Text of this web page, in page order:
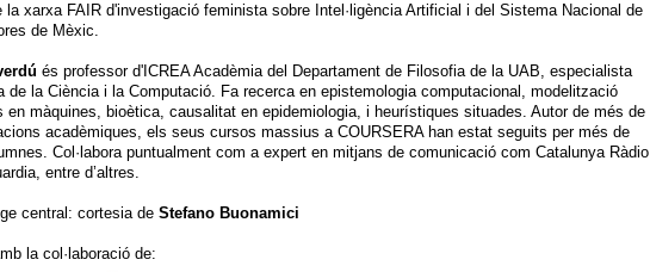
la xarxa FAIR d'investigació feminista sobre Intel·ligència Artificial i del Sistema Nacional de
de Mèxic.
és professor d'ICREA Acadèmia del Departament de Filosofia de la UAB, especialista
de la Ciència i la Computació. Fa recerca en epistemologia computacional, modelització
en màquines, bioètica, causalitat en epidemiologia, i heurístiques situades. Autor de més de
acadèmiques, els seus cursos massius a COURSERA han estat seguits per més de
Col·labora puntualment com a expert en mitjans de comunicació com Catalunya Ràdio
entre d’altres.
central: cortesia de Stefano Buonamici
la col·laboració de: